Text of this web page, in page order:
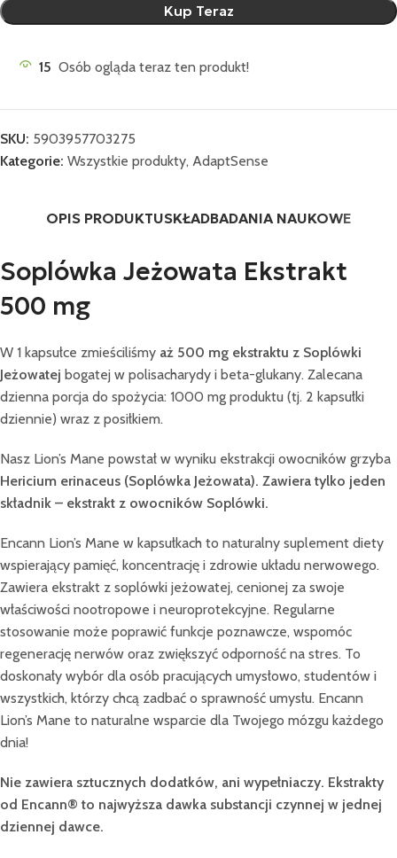
Kup Teraz
15 Osób ogląda teraz ten produkt!
SKU: 5903957703275
Kategorie: Wszystkie produkty, AdaptSense
OPIS PRODUKTUSKŁADBADANIA NAUKOWE
Soplówka Jeżowata Ekstrakt
500 mg
W 1 kapsułce zmieściliśmy aż 500 mg ekstraktu z Soplówki
Jeżowatej bogatej w polisacharydy i beta-glukany. Zalecana
dzienna porcja do spożycia: 1000 mg produktu (tj. 2 kapsułki
dziennie) wraz z posiłkiem.
Nasz Lion’s Mane powstał w wyniku ekstrakcji owocników grzyba
Hericium erinaceus (Soplówka Jeżowata). Zawiera tylko jeden
składnik – ekstrakt z owocników Soplówki.
Encann Lion’s Mane w kapsułkach to naturalny suplement diety
wspierający pamięć, koncentrację i zdrowie układu nerwowego.
Zawiera ekstrakt z soplówki jeżowatej, cenionej za swoje
właściwości nootropowe i neuroprotekcyjne. Regularne
stosowanie może poprawić funkcje poznawcze, wspomóc
regenerację nerwów oraz zwiększyć odporność na stres. To
doskonały wybór dla osób pracujących umysłowo, studentów i
wszystkich, którzy chcą zadbać o sprawność umysłu. Encann
Lion’s Mane to naturalne wsparcie dla Twojego mózgu każdego
dnia!
Nie zawiera sztucznych dodatków, ani wypełniaczy. Ekstrakty
od Encann® to najwyższa dawka substancji czynnej w jednej
dziennej dawce.